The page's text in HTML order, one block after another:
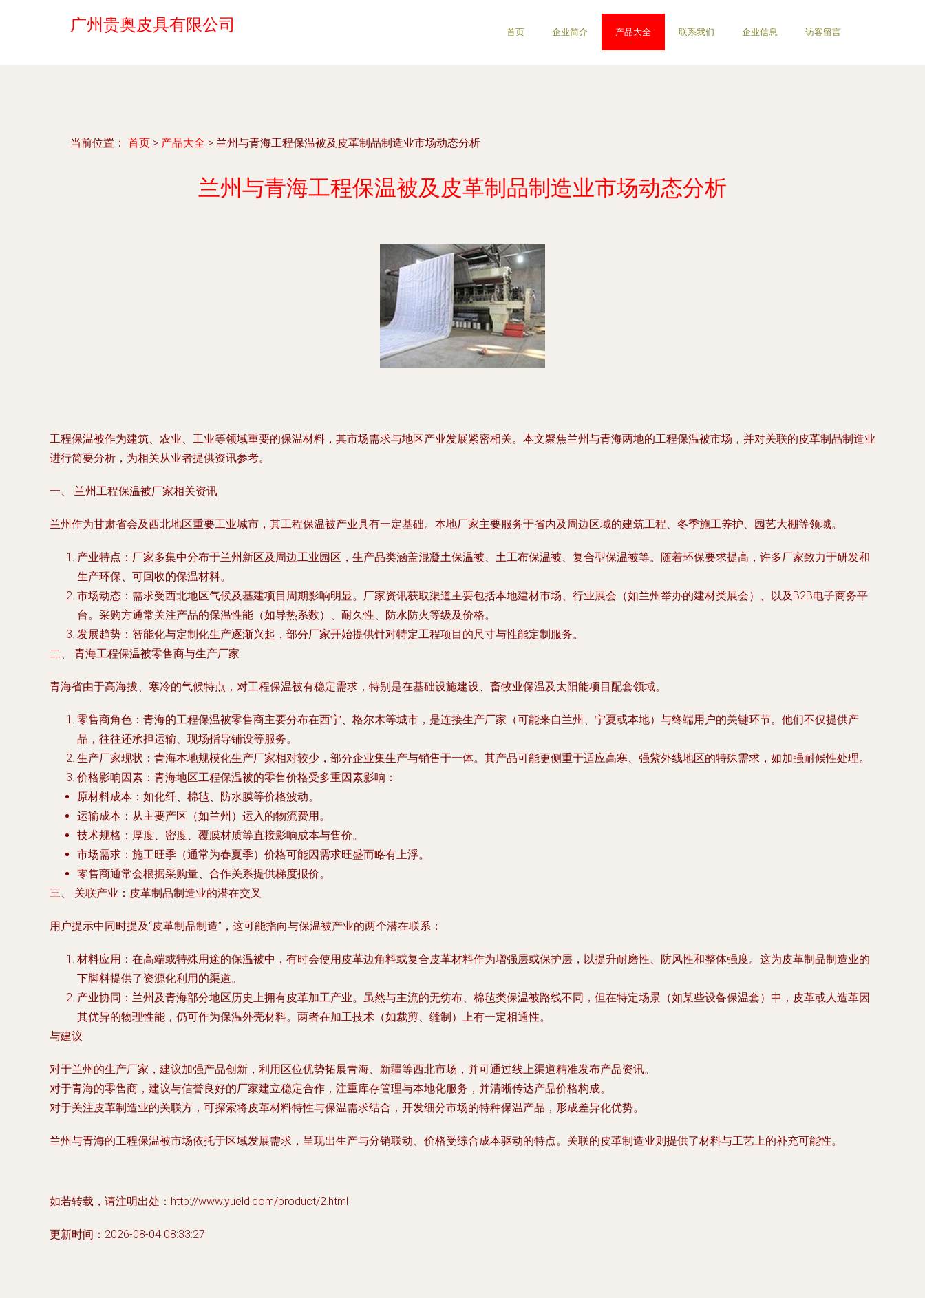
广州贵奥皮具有限公司 首页 企业简介 产品大全 联系我们 企业信息 访客留言
当前位置： 首页 > 产品大全 > 兰州与青海工程保温被及皮革制品制造业市场动态分析
兰州与青海工程保温被及皮革制品制造业市场动态分析
工程保温被作为建筑、农业、工业等领域重要的保温材料，其市场需求与地区产业发展紧密相关。本文聚焦兰州与青海两地的工程保温被市场，并对关联的皮革制品制造业
进行简要分析，为相关从业者提供资讯参考。
一、 兰州工程保温被厂家相关资讯
兰州作为甘肃省会及西北地区重要工业城市，其工程保温被产业具有一定基础。本地厂家主要服务于省内及周边区域的建筑工程、冬季施工养护、园艺大棚等领域。
产业特点 ：厂家多集中分布于兰州新区及周边工业园区，生产品类涵盖混凝土保温被、土工布保温被、复合型保温被等。随着环保要求提高，许多厂家致力于研发和
生产环保、可回收的保温材料。
市场动态 ：需求受西北地区气候及基建项目周期影响明显。厂家资讯获取渠道主要包括本地建材市场、行业展会（如兰州举办的建材类展会）、以及B2B电子商务平
台。采购方通常关注产品的保温性能（如导热系数）、耐久性、防水防火等级及价格。
发展趋势 ：智能化与定制化生产逐渐兴起，部分厂家开始提供针对特定工程项目的尺寸与性能定制服务。
二、 青海工程保温被零售商与生产厂家
青海省由于高海拔、寒冷的气候特点，对工程保温被有稳定需求，特别是在基础设施建设、畜牧业保温及太阳能项目配套领域。
零售商角色 ：青海的工程保温被零售商主要分布在西宁、格尔木等城市，是连接生产厂家（可能来自兰州、宁夏或本地）与终端用户的关键环节。他们不仅提供产
品，往往还承担运输、现场指导铺设等服务。
生产厂家现状 ：青海本地规模化生产厂家相对较少，部分企业集生产与销售于一体。其产品可能更侧重于适应高寒、强紫外线地区的特殊需求，如加强耐候性处理。
价格影响因素 ：青海地区工程保温被的零售价格受多重因素影响：
原材料成本 ：如化纤、棉毡、防水膜等价格波动。
运输成本 ：从主要产区（如兰州）运入的物流费用。
技术规格 ：厚度、密度、覆膜材质等直接影响成本与售价。
市场需求 ：施工旺季（通常为春夏季）价格可能因需求旺盛而略有上浮。
零售商通常会根据采购量、合作关系提供梯度报价。
三、 关联产业：皮革制品制造业的潜在交叉
用户提示中同时提及“皮革制品制造”，这可能指向与保温被产业的两个潜在联系：
材料应用 ：在高端或特殊用途的保温被中，有时会使用皮革边角料或复合皮革材料作为增强层或保护层，以提升耐磨性、防风性和整体强度。这为皮革制品制造业的
下脚料提供了资源化利用的渠道。
产业协同 ：兰州及青海部分地区历史上拥有皮革加工产业。虽然与主流的无纺布、棉毡类保温被路线不同，但在特定场景（如某些设备保温套）中，皮革或人造革因
其优异的物理性能，仍可作为保温外壳材料。两者在加工技术（如裁剪、缝制）上有一定相通性。
与建议
对于兰州的生产厂家，建议加强产品创新，利用区位优势拓展青海、新疆等西北市场，并可通过线上渠道精准发布产品资讯。
对于青海的零售商，建议与信誉良好的厂家建立稳定合作，注重库存管理与本地化服务，并清晰传达产品价格构成。
对于关注皮革制造业的关联方，可探索将皮革材料特性与保温需求结合，开发细分市场的特种保温产品，形成差异化优势。
兰州与青海的工程保温被市场依托于区域发展需求，呈现出生产与分销联动、价格受综合成本驱动的特点。关联的皮革制造业则提供了材料与工艺上的补充可能性。
如若转载，请注明出处：http://www.yueld.com/product/2.html
更新时间：2026-08-04 08:33:27